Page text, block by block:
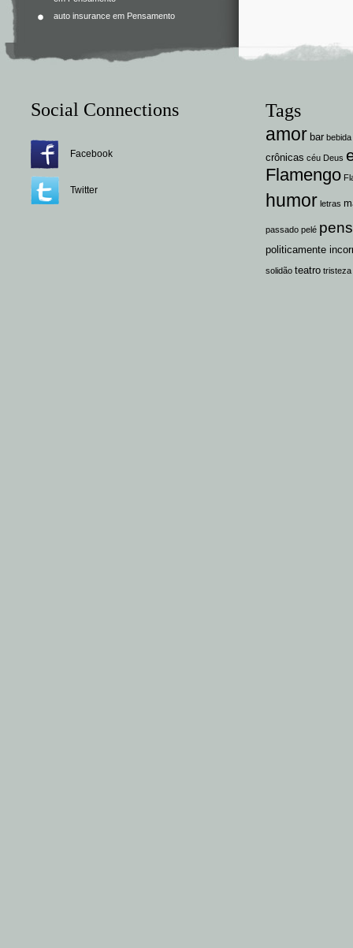
auto insurance em Pensamento
Social Connections
Facebook
Twitter
Tags
amor bar bebida
crônicas céu Deus
Flamengo
humor letras
passado pelé
politicamente
solidão teatro tristeza